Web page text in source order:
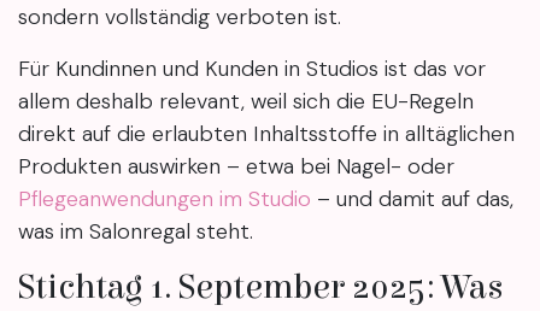
sondern vollständig verboten ist.
Für Kundinnen und Kunden in Studios ist das vor
allem deshalb relevant, weil sich die EU-Regeln
direkt auf die erlaubten Inhaltsstoffe in alltäglichen
Produkten auswirken – etwa bei Nagel- oder
Pflegeanwendungen im Studio – und damit auf das,
was im Salonregal steht.
Stichtag 1. September 2025: Was